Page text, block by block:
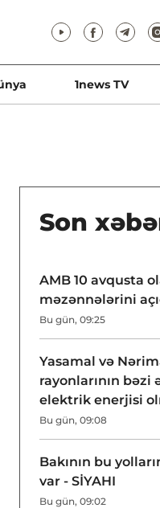
1news TV
Son
AMB 10 avqusta
məzənnələrini
Bu gün, 09:25
Yasamal və
rayonlarının bəzi
elektrik enerjisi
Bu gün, 09:08
Bakının bu
var - SİYAHI
Bu gün, 09:02